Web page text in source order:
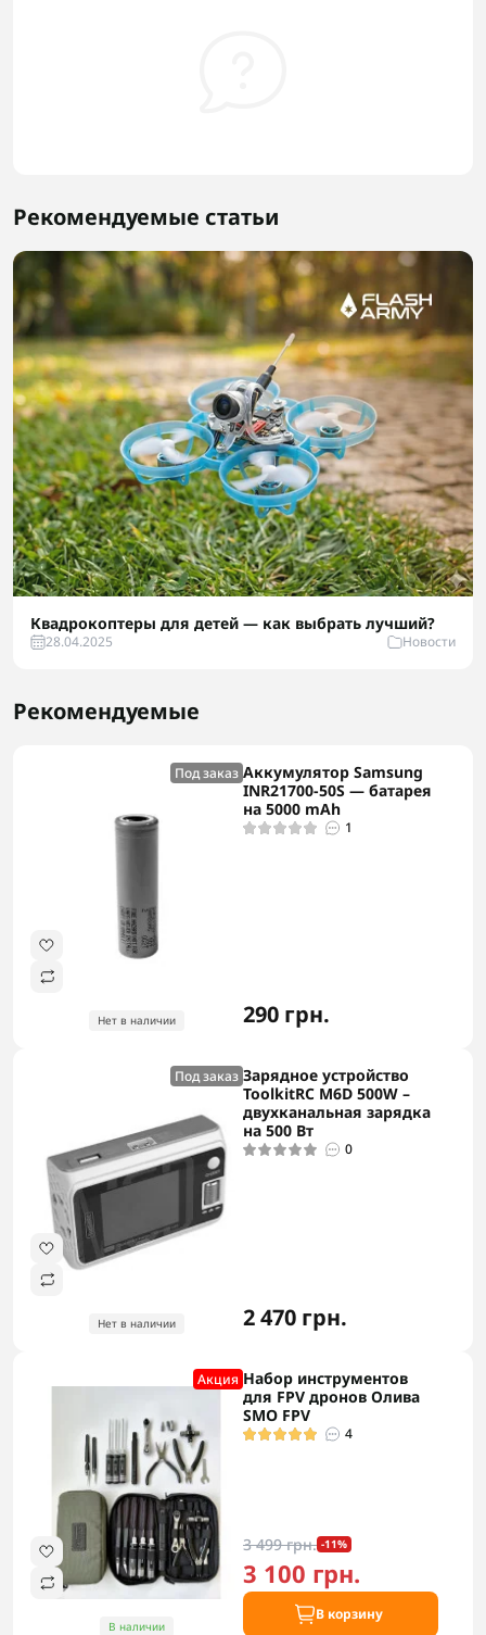
Рекомендуемые статьи
Квадрокоптеры для детей — как выбрать лучший?
28.04.2025 Новости
Рекомендуемые
Под заказ
Нет в наличии
Аккумулятор Samsung
INR21700-50S — батарея
на 5000 mAh
1
290 грн.
Под заказ
Нет в наличии
Зарядное устройство
ToolkitRC M6D 500W –
двухканальная зарядка
на 500 Вт
0
2 470 грн.
Акция
В наличии
Набор инструментов
для FPV дронов Олива
SMO FPV
4
3 499 грн. -11%
3 100 грн.
В корзину